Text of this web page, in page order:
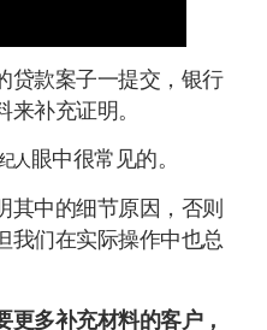
贷款案子一提交，银行
补充证明。
人 眼中很常见的。
其中的细节原因，否则
我们在实际操作中也总
多补充材料的客户，